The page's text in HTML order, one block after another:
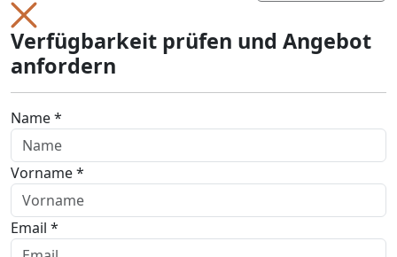
Verfügbarkeit prüfen und Angebot
anfordern
Name *
Vorname *
Email *